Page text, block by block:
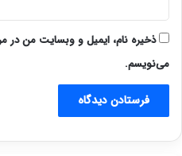
ذخیره نام، ایمیل و وبسایت من در
می‌نویسم.